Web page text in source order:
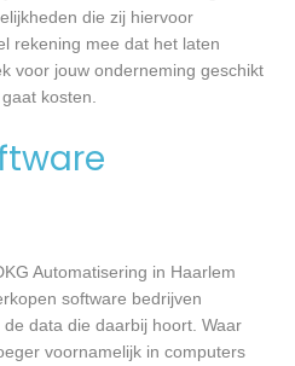
die zij hiervoor
rekening mee dat het laten
voor jouw onderneming geschikt
kosten.
Automatisering in Haarlem
software bedrijven
data die daarbij hoort. Waar
voornamelijk in computers